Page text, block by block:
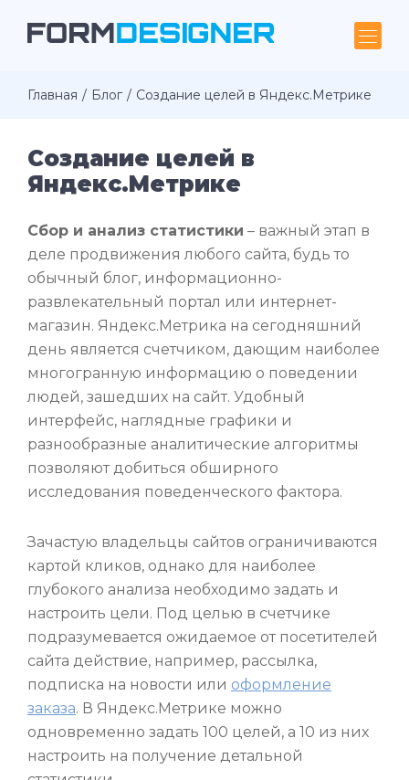
Главная Блог Создание целей в Яндекс.Метрике
Создание целей в
Яндекс.Метрике
Сбор и анализ статистики – важный этап в
деле продвижения любого сайта, будь то
обычный блог, информационно-
развлекательный портал или интернет-
магазин. Яндекс.Метрика на сегодняшний
день является счетчиком, дающим наиболее
многогранную информацию о поведении
людей, зашедших на сайт. Удобный
интерфейс, наглядные графики и
разнообразные аналитические алгоритмы
позволяют добиться обширного
исследования поведенческого фактора.
Зачастую владельцы сайтов ограничиваются
картой кликов, однако для наиболее
глубокого анализа необходимо задать и
настроить цели. Под целью в счетчике
подразумевается ожидаемое от посетителей
сайта действие, например, рассылка,
подписка на новости или оформление
заказа. В Яндекс.Метрике можно
одновременно задать 100 целей, а 10 из них
настроить на получение детальной